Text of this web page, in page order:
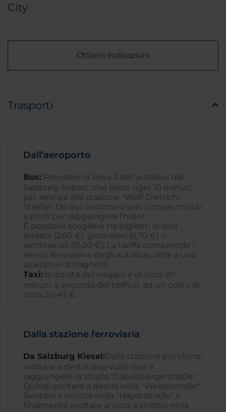
City
Ottieni indicazioni
Trasporti
Dall’aeroporto
Bus: Prendere la linea 2 dell'autobus dal
Salzburg Airport, che parte ogni 10 minuti,
per arrivare alla stazione "Wolf-Dietrich-
Straße". Da qui occorrono solo cinque minuti
a piedi per raggiungere l'hotel.
È possibile scegliere tra biglietti di sola
andata (2,60 €), giornalieri (5,70 €) o
settimanali (15,50 €). La tariffa comprende i
servizi ferroviari e degli autobus, oltre a una
selezione di traghetti.
Taxi: la durata del viaggio è di circa 20
minuti, a seconda del traffico, ad un costo di
circa 20-45 €.
Dalla stazione ferroviaria
Da Salzburg Kiesel:Dalla stazione più vicina,
svoltare a destra due volte fino a
raggiungere la strada "Gabelsbergerstraße".
Quindi svoltare a destra nella "Weiserstraße".
Svoltare a sinistra nella "Haydnstraße" e
finalmente svoltare ancora a sinistra nella